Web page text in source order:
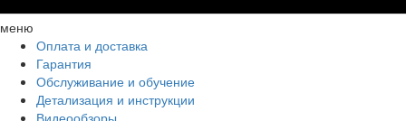
меню
Оплата и доставка
Гарантия
Обслуживание и обучение
Детализация и инструкции